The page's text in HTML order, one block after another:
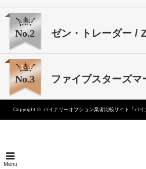
Menu
No.2 ゼン・トレーダー /
No.3 ファイブスターズマ
Copyright © バイナリーオプション業者比較サイト「バイ